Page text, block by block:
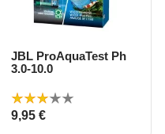
JBL ProAquaTest Ph
3.0-10.0
Prix
9,95 €